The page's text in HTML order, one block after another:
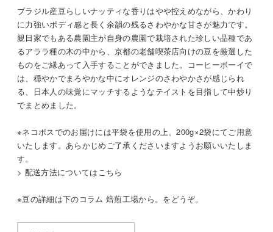
ブラジル産豆らしいナッティな香りはやや控えめながら、かわり
に力強いボディ感と長く余韻の残るさわやかな甘さが魅力です。
親日家でもある農園主が自身の農園で栽培された珍しい品種であ
るアララ種の木の中から、京都の老舗喫茶店向けの豆を厳選した
ものをご縁あって入手することができました。コーヒーボーイで
は、穏やかでまろやかな中にオレンジのさわやかさが感じられ
る、日本人の味覚にマッチするようなテイストを目指して中炒り
でまとめました。
※ネコポスでのお届けには平袋を使用の上、200g×2袋にてご用意
いたします。あらかじめご了承くださいますようお願いいたしま
す。
> 配送方法についてはこちら
※豆の詳細は下のコラム 焙煎工場から。をどうぞ。